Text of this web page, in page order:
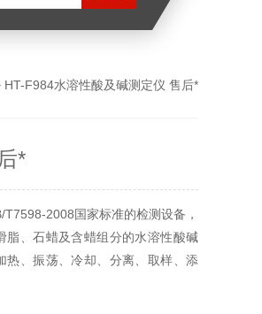
HT-F984水溶性酸及碱测定仪 售后*
*
2008国家标准的检测设备，
脂、石蜡及含蜡组分的水溶性酸碱
热、振荡、冷却、分离、取样、添
数据处理芯片和微处理器，具备